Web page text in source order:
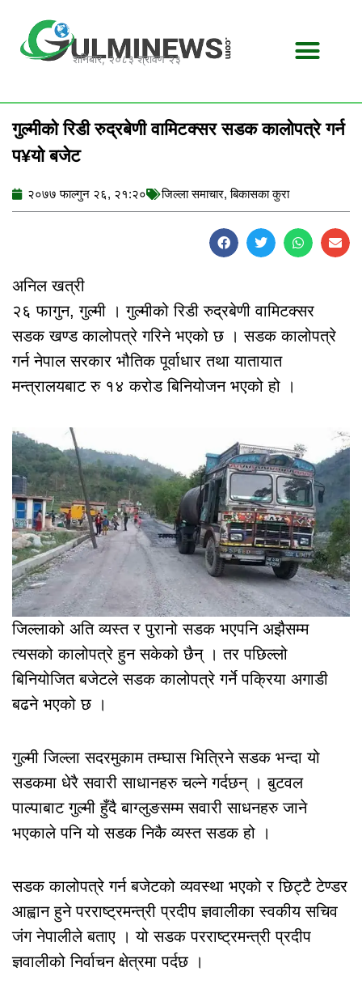
content
शनिबार, २०८३ श्रावण २३
गुल्मीको रिडी रुद्रबेणी वामिटक्सर सडक कालोपत्रे गर्न
प¥यो बजेट
२०७७ फाल्गुन २६, २१:२० जिल्ला समाचार,बिकासका कुरा
अनिल खत्री
२६ फागुन, गुल्मी । गुल्मीको रिडी रुद्रबेणी वामिटक्सर
सडक खण्ड कालोपत्रे गरिने भएको छ । सडक कालोपत्रे
गर्न नेपाल सरकार भौतिक पूर्वाधार तथा यातायात
मन्त्रालयबाट रु १४ करोड बिनियोजन भएको हो ।
जिल्लाको अति व्यस्त र पुरानो सडक भएपनि अझैसम्म
त्यसको कालोपत्रे हुन सकेको छैन् । तर पछिल्लो
बिनियोजित बजेटले सडक कालोपत्रे गर्ने पक्रिया अगाडी
बढने भएको छ ।
गुल्मी जिल्ला सदरमुकाम तम्घास भित्रिने सडक भन्दा यो
सडकमा धेरै सवारी साधानहरु चल्ने गर्दछन् । बुटवल
पाल्पाबाट गुल्मी हुँदै बाग्लुङसम्म सवारी साधनहरु जाने
भएकाले पनि यो सडक निकै व्यस्त सडक हो ।
सडक कालोपत्रे गर्न बजेटको व्यवस्था भएको र छिट्टै टेण्डर
आह्वान हुने परराष्ट्रमन्त्री प्रदीप ज्ञवालीका स्वकीय सचिव
जंग नेपालीले बताए । यो सडक परराष्ट्रमन्त्री प्रदीप
ज्ञवालीको निर्वाचन क्षेत्रमा पर्दछ ।